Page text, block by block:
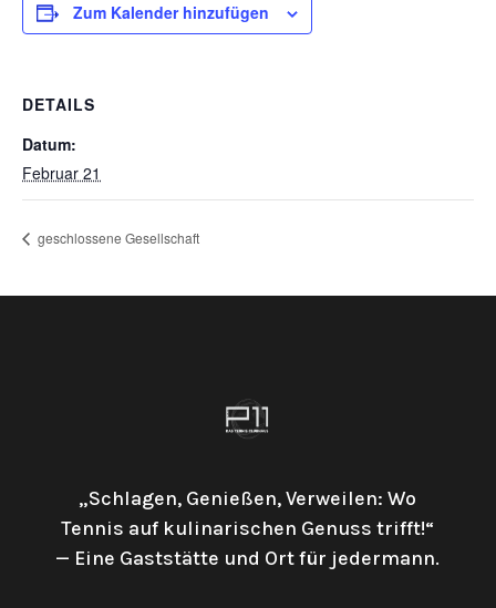
Zum Kalender hinzufügen
DETAILS
Datum:
Februar 21
geschlossene Gesellschaft
„Schlagen, Genießen, Verweilen: Wo
Tennis auf kulinarischen Genuss trifft!“
— Eine Gaststätte und Ort für jedermann.